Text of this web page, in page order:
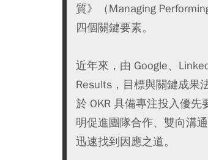
質》（Managing
四個關鍵要素。
近年來，由 Google、
Results，目標與關鍵成果
於 OKR 具備專注投入優
明促進團隊合作、雙向溝
迅速找到因應之道。